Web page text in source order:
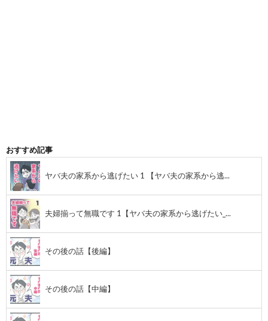
おすすめ記事
ヤバ夫の家系から逃げたい 1 【ヤバ夫の家系から逃...
夫婦揃って無職です 1【ヤバ夫の家系から逃げたい_...
その後の話【後編】
その後の話【中編】